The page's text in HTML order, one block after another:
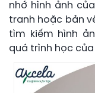
nhớ hình ảnh
tranh hoặc bản
tìm kiếm hình
quá trình học của